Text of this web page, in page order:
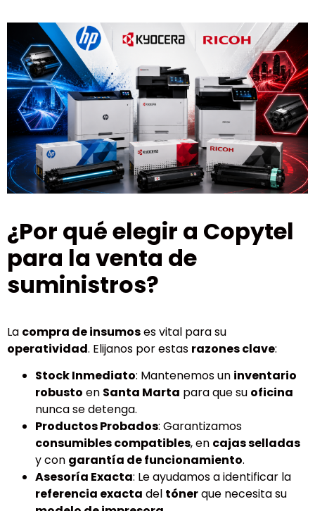
¿Por qué elegir a Copytel
para la venta de
suministros?
La compra de insumoses vital para su
operatividad. Elijanos por estas razones clave:
Stock Inmediato: Mantenemos un inventario
robusto en Santa Marta para que su oficina
nunca se detenga.
Productos Probados: Garantizamos
consumibles compatibles, en cajas selladas
y con garantía de funcionamiento.
Asesoría Exacta: Le ayudamos a identificar la
referencia exacta del tónerque necesita su